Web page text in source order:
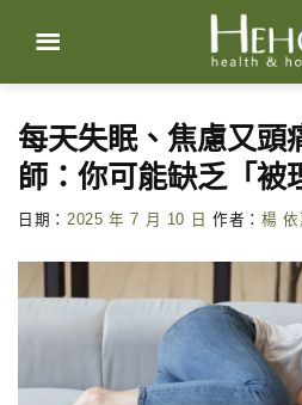
content
每天失眠、焦慮又頭
師：你可能缺乏「被
日期： 2025 年 7 月 10 日 作者： 楊 依